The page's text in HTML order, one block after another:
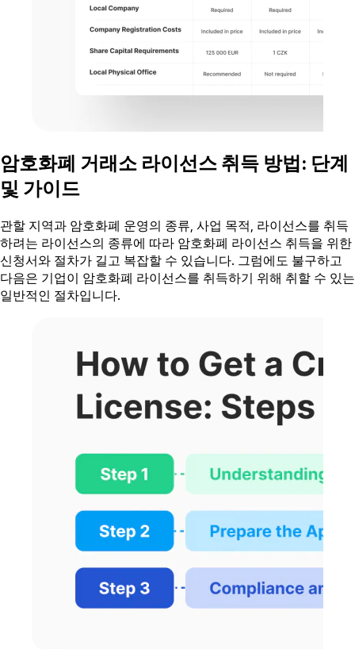
암호화폐 거래소 라이선스 취득 방법: 단계
및 가이드
관할 지역과 암호화폐 운영의 종류, 사업 목적, 라이선스를 취득
하려는 라이선스의 종류에 따라 암호화폐 라이선스 취득을 위한
신청서와 절차가 길고 복잡할 수 있습니다. 그럼에도 불구하고
다음은 기업이 암호화폐 라이선스를 취득하기 위해 취할 수 있는
일반적인 절차입니다.